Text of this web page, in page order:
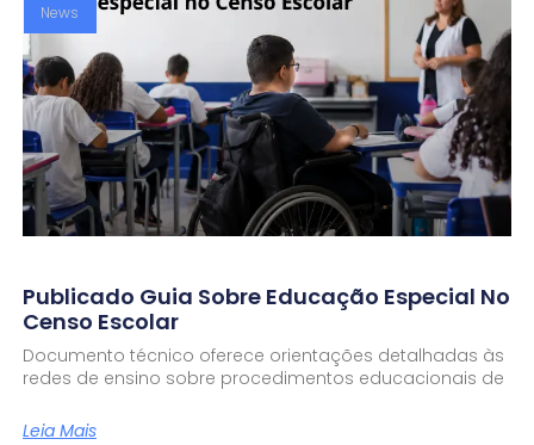
News
Publicado Guia Sobre Educação Especial No
Censo Escolar
Documento técnico oferece orientações detalhadas às
redes de ensino sobre procedimentos educacionais de
Leia Mais